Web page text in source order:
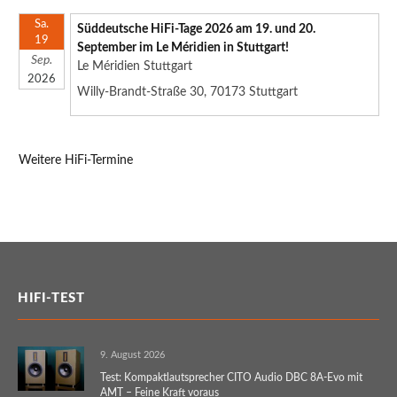
Sa.
19
Sep.
2026
Süddeutsche HiFi-Tage 2026 am 19. und 20.
September im Le Méridien in Stuttgart!
Le Méridien Stuttgart
Willy-Brandt-Straße 30, 70173 Stuttgart
Weitere HiFi-Termine
HIFI-TEST
9. August 2026
Test: Kompaktlautsprecher CITO Audio DBC 8A-Evo mit
AMT – Feine Kraft voraus